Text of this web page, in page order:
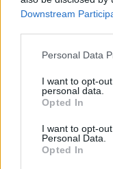
Downstream
Please note that
not limited to your
grant or deny
use your data for
consent section.
Personal Data
I want to opt-
personal data.
Opted In
I want to opt-
Personal Data.
Opted In
Küzmös
nem kerül sokba
utazási cégekkel
is sokszor ingyen
Neoprimitív